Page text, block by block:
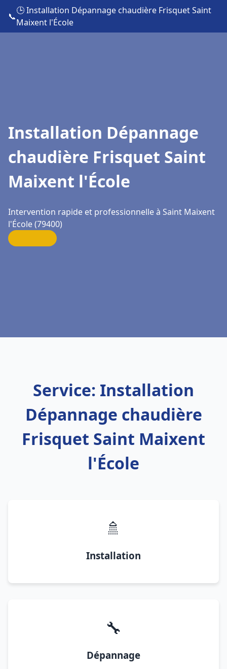
📞
🕒 Installation Dépannage chaudière Frisquet Saint
Maixent l'École
Installation Dépannage
chaudière Frisquet Saint
Maixent l'École
Intervention rapide et professionnelle à Saint Maixent
l'École (79400)
Service: Installation
Dépannage chaudière
Frisquet Saint Maixent
l'École
🚿
Installation
🔧
Dépannage